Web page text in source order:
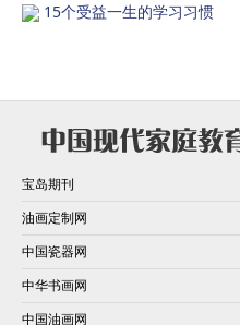
15个受益一生的学习习惯
宝岛期刊
油画定制网
中国瓷器网
中华书画网
中国油画网